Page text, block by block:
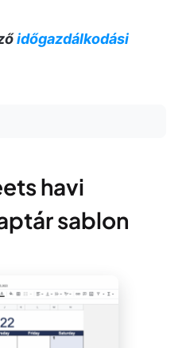
időgazdálkodási
havi
sablon